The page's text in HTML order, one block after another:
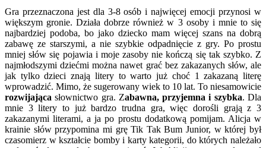
Gra przeznaczona jest dla 3-8 osób i najwięcej emocji przynosi w
większym gronie. Działa dobrze również w 3 osoby i mnie to się
najbardziej podoba, bo jako dziecko mam więcej szans na dobrą
zabawę ze starszymi, a nie szybkie odpadnięcie z gry. Po prostu
mniej słów się pojawia i moje zasoby nie kończą się tak szybko. Z
najmłodszymi dziećmi można nawet grać bez zakazanych słów, ale
jak tylko dzieci znają litery to warto już choć 1 zakazaną literę
wprowadzić. Mimo, że sugerowany wiek to 10 lat. To niesamowicie
rozwijająca słownictwo gra. Zabawna, przyjemna i szybka. Dla
mnie 3 litery to już bardzo trudna gra, więc dorośli grają z 3
zakazanymi literami, a ja po prostu dodatkową pomijam. Alicja w
krainie słów przypomina mi grę Tik Tak Bum Junior, w której był
czasomierz w kształcie bomby i karty kategorii, do których należało